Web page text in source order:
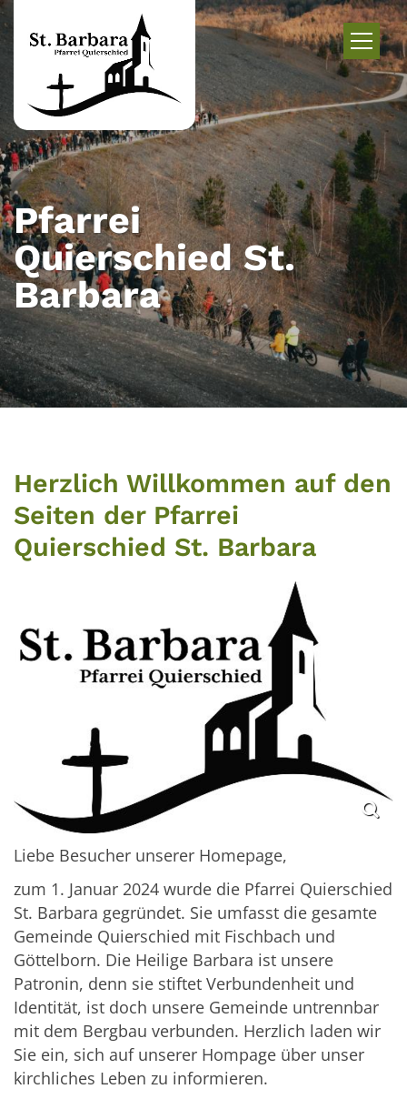
Zum Inhalt springen
Pfarrei
Quierschied St.
Barbara
Herzlich Willkommen auf den
Seiten der Pfarrei
Quierschied St. Barbara
Liebe Besucher unserer Homepage,
zum 1. Januar 2024 wurde die Pfarrei Quierschied
St. Barbara gegründet. Sie umfasst die gesamte
Gemeinde Quierschied mit Fischbach und
Göttelborn. Die Heilige Barbara ist unsere
Patronin, denn sie stiftet Verbundenheit und
Identität, ist doch unsere Gemeinde untrennbar
mit dem Bergbau verbunden. Herzlich laden wir
Sie ein, sich auf unserer Hompage über unser
kirchliches Leben zu informieren.